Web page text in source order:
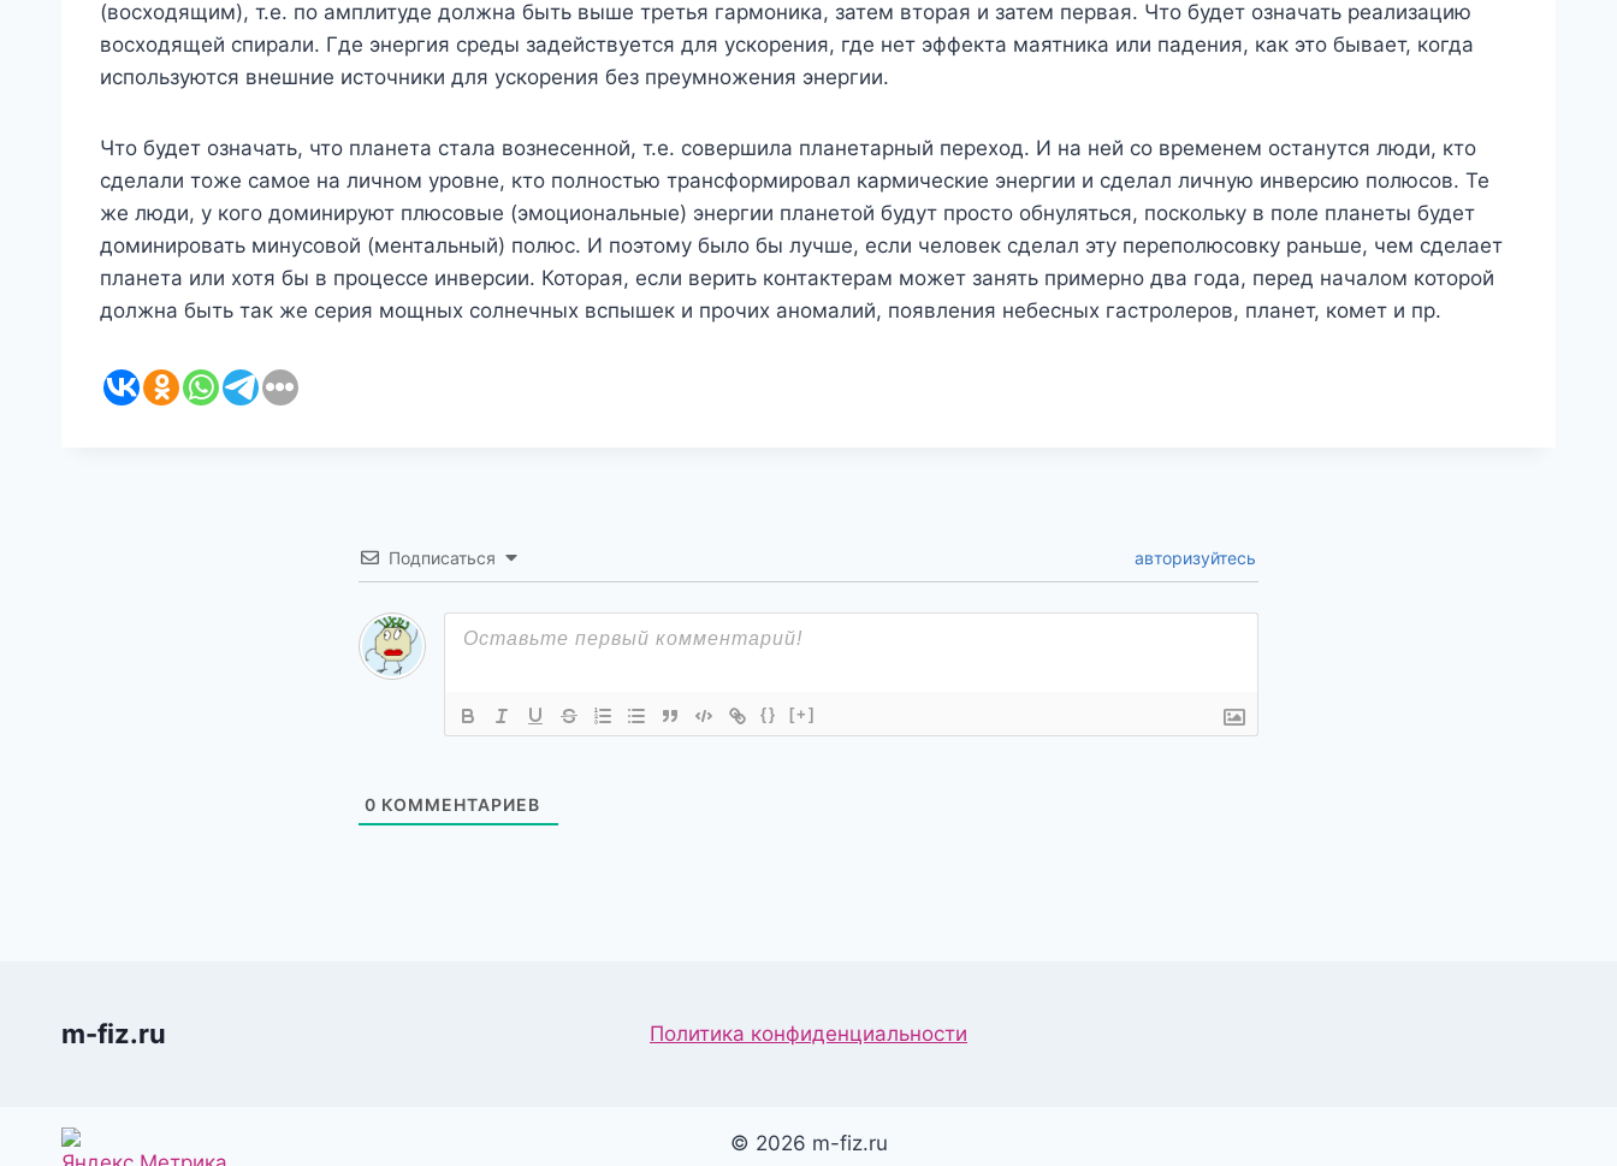
(восходящим), т.е. по амплитуде должна быть выше третья гармоника, затем вторая и затем первая. Что будет означать реализацию
восходящей спирали. Где энергия среды задействуется для ускорения, где нет эффекта маятника или падения, как это бывает, когда
используются внешние источники для ускорения без преумножения энергии.
Что будет означать, что планета стала вознесенной, т.е. совершила планетарный переход. И на ней со временем останутся люди, кто
сделали тоже самое на личном уровне, кто полностью трансформировал кармические энергии и сделал личную инверсию полюсов. Те
же люди, у кого доминируют плюсовые (эмоциональные) энергии планетой будут просто обнуляться, поскольку в поле планеты будет
доминировать минусовой (ментальный) полюс. И поэтому было бы лучше, если человек сделал эту переполюсовку раньше, чем сделает
планета или хотя бы в процессе инверсии. Которая, если верить контактерам может занять примерно два года, перед началом которой
должна быть так же серия мощных солнечных вспышек и прочих аномалий, появления небесных гастролеров, планет, комет и пр.
Подписаться авторизуйтесь
{} [+]
0 КОММЕНТАРИЕВ
m-fiz.ru Политика конфиденциальности
© 2026 m-fiz.ru